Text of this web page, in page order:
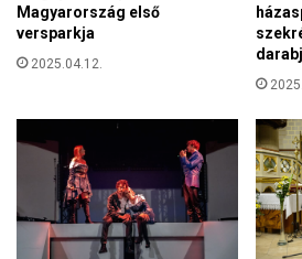
y
z
t
i
s
l
j
a
k
Magyarország első
versparkja
2025.04.12.